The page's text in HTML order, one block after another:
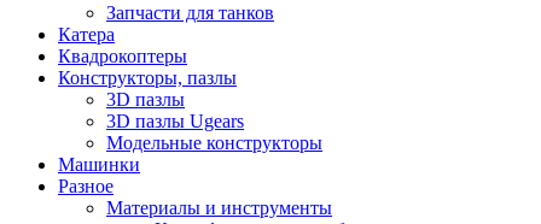
Запчасти для танков
Катера
Квадрокоптеры
Конструкторы, пазлы
3D пазлы
3D пазлы Ugears
Модельные конструкторы
Машинки
Разное
Материалы и инструменты